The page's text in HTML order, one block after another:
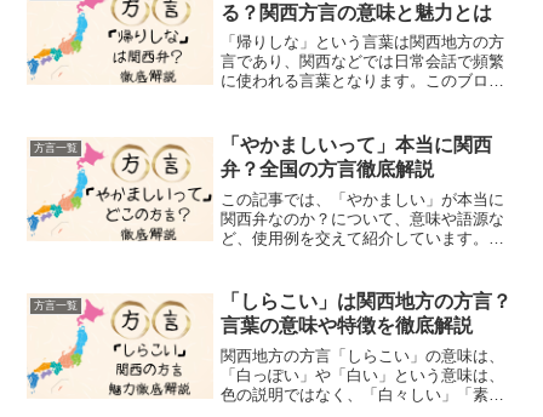
る？関西方言の意味と魅力とは
「帰りしな」という言葉は関西地方の方
言であり、関西などでは日常会話で頻繁
に使われる言葉となります。このブログ
介していきますこの「帰りしな」と言う
方言は、関西地方で「帰り...
方言一覧
「やかましいって」本当に関西
弁？全国の方言徹底解説
この記事では、「やかましい」が本当に
関西弁なのか？について、意味や語源な
ど、使用例を交えて紹介しています。
う。しかし、この言葉の分布は想像以上
に広く、日本各地で独自の発展...
方言一覧
「しらこい」は関西地方の方言？
言葉の意味や特徴を徹底解説
関西地方の方言「しらこい」の意味は、
「白っぽい」や「白い」という意味は、
色の説明ではなく、「白々しい」「素直